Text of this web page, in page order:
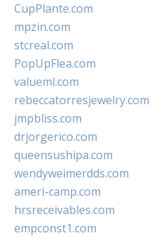
CupPlante.com
mpzin.com
stcreal.com
PopUpFlea.com
valueml.com
rebeccatorresjewelry.com
jmpbliss.com
drjorgerico.com
queensushipa.com
wendyweimerdds.com
ameri-camp.com
hrsreceivables.com
empconst1.com